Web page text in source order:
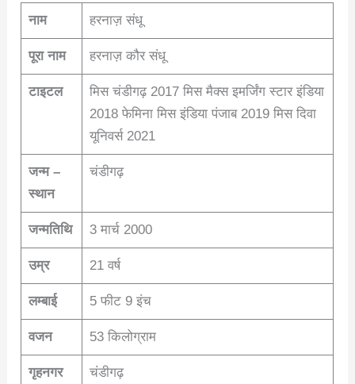
नाम
हरनाज़ संधू
पूरा नाम हरनाज़ कौर संधू
टाइटल
मिस चंडीगढ़ 2017 मिस मैक्स इमर्जिंग स्टार इंडिया
2018 फेमिना मिस इंडिया पंजाब 2019 मिस दिवा
यूनिवर्स 2021
जन्म –
स्थान
चंडीगढ़
जन्मतिथि 3 मार्च 2000
उम्र 21 वर्ष
लम्बाई 5 फीट 9 इंच
वजन 53 किलोग्राम
गृहनगर चंडीगढ़